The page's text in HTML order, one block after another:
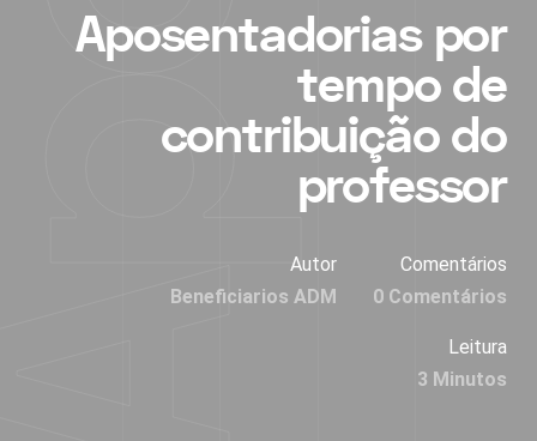
Aposentadorias por
tempo de
contribuição do
professor
Autor
Beneficiarios ADM
Comentários
0 Comentários
Leitura
3 Minutos